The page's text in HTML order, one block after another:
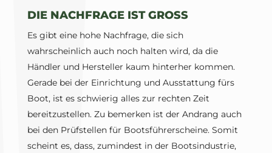
DIE NACHFRAGE IST GROSS
Es gibt eine hohe Nachfrage, die sich
wahrscheinlich auch noch halten wird, da die
Händler und Hersteller kaum hinterher kommen.
Gerade bei der Einrichtung und Ausstattung fürs
Boot, ist es schwierig alles zur rechten Zeit
bereitzustellen. Zu bemerken ist der Andrang auch
bei den Prüfstellen für Bootsführerscheine. Somit
scheint es, dass, zumindest in der Bootsindustrie,